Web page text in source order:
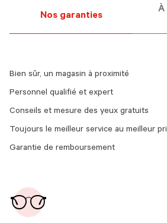
Nos garanties
À
Bien sûr, un magasin à proximité
Personnel qualifié et expert
Conseils et mesure des yeux gratuits
Toujours le meilleur service au meilleur
Garantie de remboursement